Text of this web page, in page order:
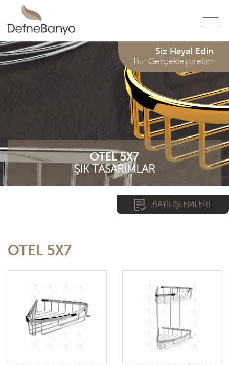
OTEL 5X7
ŞIK TASARIMLAR
Siz Hayal Edin
Biz Gerçekleştirelim
BAYİİ İŞLEMLERİ
OTEL 5X7